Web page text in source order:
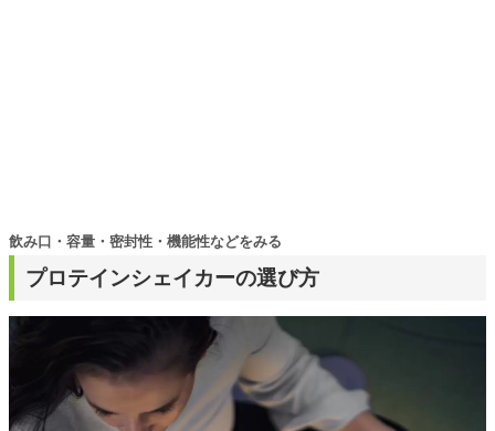
プロテインシェイカーの選び方
飲み口・容量・密封性・機能性などをみる